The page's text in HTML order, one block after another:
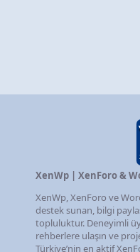
XenWp | XenForo &
XenWp, XenForo ve
destek sunan, bilgi
topluluktur. Deneyimli
rehberlere ulaşın ve
Türkiye’nin en aktif